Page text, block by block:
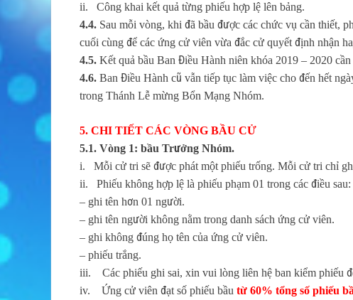
ii. Công khai kết quả từng phiếu hợp lệ lên bảng.
4.4. Sau mỗi vòng, khi đã bầu được các chức vụ cần thiết,
cuối cùng để các ứng cử viên vừa đắc cử quyết định nhận
4.5. Kết quả bầu Ban Điều Hành niên khóa 2019 – 2020
4.6. Ban Điều Hành cũ vẫn tiếp tục làm việc cho đến hết
trong Thánh Lễ mừng Bổn Mạng Nhóm.
5. CHI TIẾT CÁC VÒNG BẦU CỬ
5.1. Vòng 1: bầu Trưởng Nhóm.
i. Mỗi cử tri sẽ được phát một phiếu trống. Mỗi cử tri chỉ
ii. Phiếu không hợp lệ là phiếu phạm 01 trong các điều sau:
– ghi tên hơn 01 người.
– ghi tên người không nằm trong danh sách ứng cử viên.
– ghi không đúng họ tên của ứng cử viên.
– phiếu trắng.
iii. Các phiếu ghi sai, xin vui lòng liên hệ ban kiểm phiếu
iv. Ứng cử viên đạt số phiếu bầu từ 60% tổng số phiếu